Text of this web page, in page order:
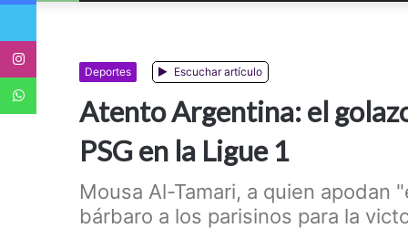
Deportes Escuchar artículo
Atento Argentina: el
PSG en la Ligue 1
Mousa Al-Tamari, a quien apodan
bárbaro a los parisinos para la
Twitter
WhatsApp